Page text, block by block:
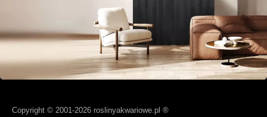
Copyright © 2001-2026 roslinyakwariowe.pl ®